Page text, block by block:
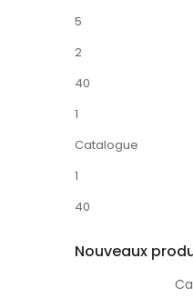
5
2
40
1
Catalogue
1
40
Nouveaux